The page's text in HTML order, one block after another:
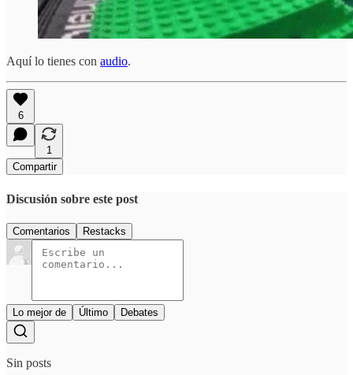
Aquí lo tienes con audio.
6
1
Compartir
Discusión sobre este post
Comentarios Restacks
Lo mejor de Último Debates
Sin posts